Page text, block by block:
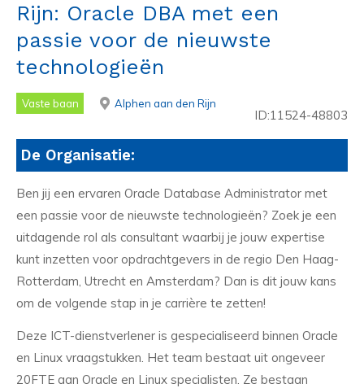
Rijn: Oracle DBA met een
passie voor de nieuwste
technologieën
Vaste baan Alphen aan den Rijn
ID:11524-48803
De Organisatie:
Ben jij een ervaren Oracle Database Administrator met
een passie voor de nieuwste technologieën? Zoek je een
uitdagende rol als consultant waarbij je jouw expertise
kunt inzetten voor opdrachtgevers in de regio Den Haag-
Rotterdam, Utrecht en Amsterdam? Dan is dit jouw kans
om de volgende stap in je carrière te zetten!
Deze ICT-dienstverlener is gespecialiseerd binnen Oracle
en Linux vraagstukken. Het team bestaat uit ongeveer
20FTE aan Oracle en Linux specialisten. Ze bestaan